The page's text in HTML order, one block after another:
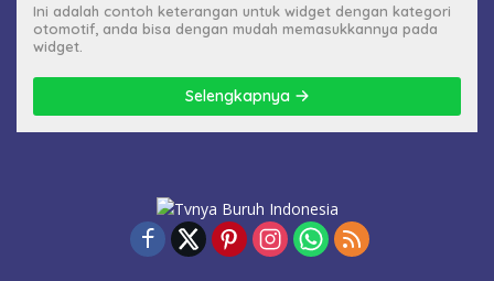
Ini adalah contoh keterangan untuk widget dengan kategori
otomotif, anda bisa dengan mudah memasukkannya pada
widget.
Selengkapnya